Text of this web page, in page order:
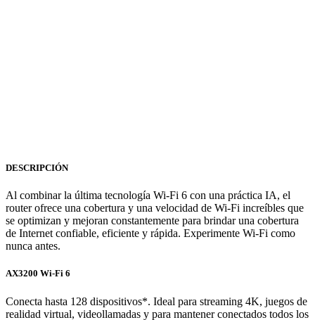
DESCRIPCIÓN
Al combinar la última tecnología Wi-Fi 6 con una práctica IA, el
router ofrece una cobertura y una velocidad de Wi-Fi increíbles que
se optimizan y mejoran constantemente para brindar una cobertura
de Internet confiable, eficiente y rápida. Experimente Wi-Fi como
nunca antes.
AX3200 Wi-Fi 6
Conecta hasta 128 dispositivos*. Ideal para streaming 4K, juegos de
realidad virtual, videollamadas y para mantener conectados todos los